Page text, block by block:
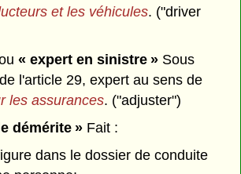
et les véhicules. ("driver
« expert en sinistre »Sous
l'article 29, expert au sens de
les assurances. ("adjuster")
démérite »Fait :
dans le dossier de conduite